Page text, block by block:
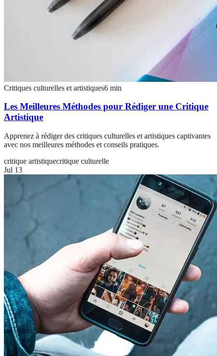
Critiques culturelles et artistiques6 min
Les Meilleures Méthodes pour Rédiger une Critique
Artistique
Apprenez à rédiger des critiques culturelles et artistiques captivantes
avec nos meilleures méthodes et conseils pratiques.
critique artistiquecritique culturelle
Jul 13